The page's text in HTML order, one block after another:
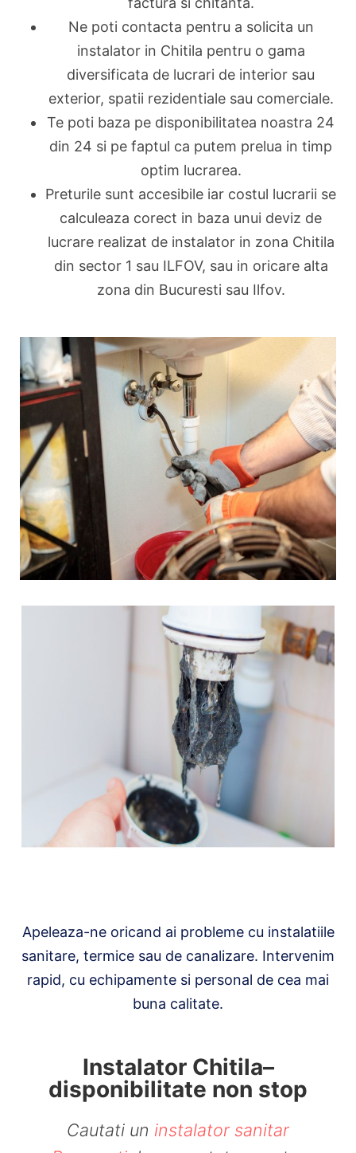
Ne poti contacta pentru a solicita un
instalator in Chitila pentru o gama
diversificata de lucrari de interior sau
exterior, spatii rezidentiale sau comerciale.
Te poti baza pe disponibilitatea noastra 24
din 24 si pe faptul ca putem prelua in timp
optim lucrarea.
Preturile sunt accesibile iar costul lucrarii se
calculeaza corect in baza unui deviz de
lucrare realizat de instalator in zona Chitila
din sector 1 sau ILFOV, sau in oricare alta
zona din Bucuresti sau Ilfov.
Apeleaza-ne oricand ai probleme cu instalatiile
sanitare, termice sau de canalizare. Intervenim
rapid, cu echipamente si personal de cea mai
buna calitate.
Instalator Chitila–
disponibilitate non stop
Cautati un instalator sanitar